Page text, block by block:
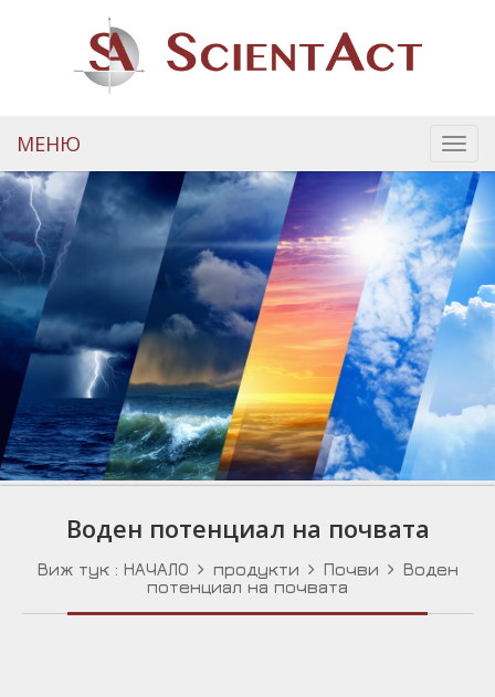
МЕНЮ
Воден потенциал на почвата
Виж тук : НАЧАЛО продукти Почви
Воден
потенциал на почвата